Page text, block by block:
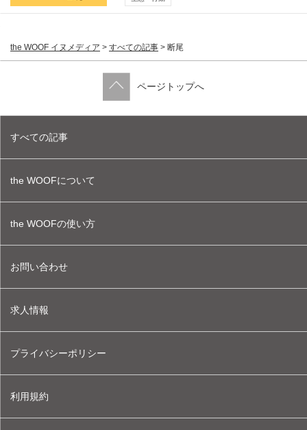
the WOOF イヌメディア > すべての記事 > 断尾
ページトップへ
すべての記事
the WOOFについて
the WOOFの使い方
お問い合わせ
求人情報
プライバシーポリシー
利用規約